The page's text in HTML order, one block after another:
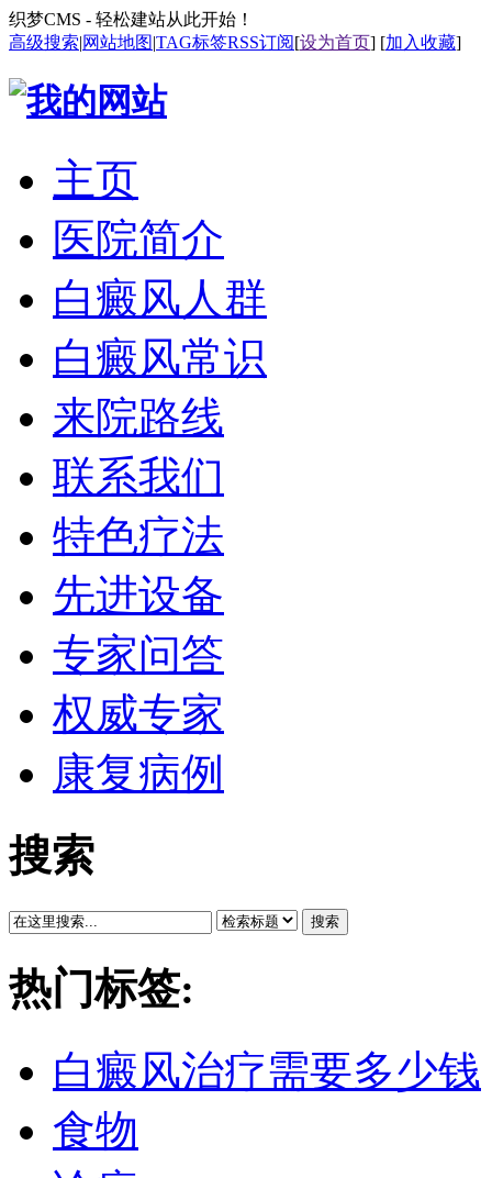
织梦CMS - 轻松建站从此开始！
高级搜索|网站地图|TAG标签RSS订阅[设为首页] [加入收藏]
主页
医院简介
白癜风人群
白癜风常识
来院路线
联系我们
特色疗法
先进设备
专家问答
权威专家
康复病例
搜索
搜索
热门标签:
白癜风治疗需要多少钱
食物